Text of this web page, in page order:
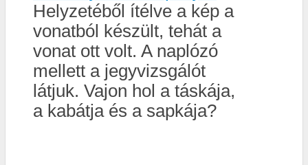
Helyzetéből ítélve a kép a
vonatból készült, tehát a
vonat ott volt. A naplózó
mellett a jegyvizsgálót
látjuk. Vajon hol a táskája,
a kabátja és a sapkája?